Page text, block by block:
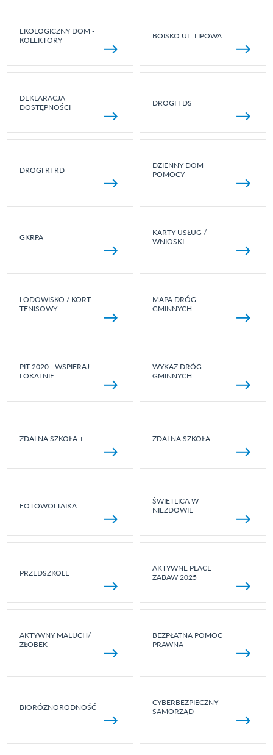
EKOLOGICZNY DOM -
KOLEKTORY
BOISKO UL. LIPOWA
DEKLARACJA
DOSTĘPNOŚCI
DROGI FDS
DROGI RFRD
DZIENNY DOM
POMOCY
GKRPA
KARTY USŁUG /
WNIOSKI
LODOWISKO / KORT
TENISOWY
MAPA DRÓG
GMINNYCH
PIT 2020 - WSPIERAJ
LOKALNIE
WYKAZ DRÓG
GMINNYCH
ZDALNA SZKOŁA + ZDALNA SZKOŁA
FOTOWOLTAIKA
ŚWIETLICA W
NIEZDOWIE
PRZEDSZKOLE
AKTYWNE PLACE
ZABAW 2025
AKTYWNY MALUCH/
ŻŁOBEK
BEZPŁATNA POMOC
PRAWNA
BIORÓŻNORODNOŚĆ
CYBERBEZPIECZNY
SAMORZĄD